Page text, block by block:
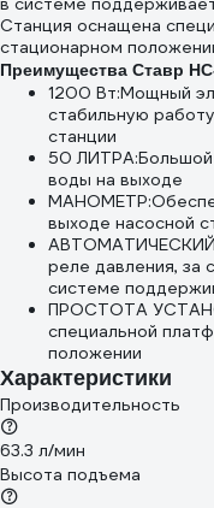
Станция оснащена
стационарном
Преимущества Ставр
1200 Вт:Мощный
стабильную
станции
50 ЛИТРА:Большой
воды на выходе
выходе насосной
АВТОМАТИЧЕСКИЙ
реле давления, за
системе
ПРОСТОТА
специальной
положении
Характеристики
Производительность
63.3 л/мин
Высота подъема